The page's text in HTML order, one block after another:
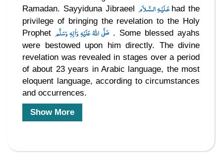
Ramadan. Sayyiduna Jibraeel
had the
privilege of bringing the revelation to the Holy
Prophet صَلَّى اللهُ عَلَيْهِ وَاٰلِهٖ وَسَلَّم. Some blessed ayahs
were bestowed upon him directly. The divine
revelation was revealed in stages over a period
of about 23 years in Arabic language, the most
eloquent language, according to circumstances
and occurrences.
Show More